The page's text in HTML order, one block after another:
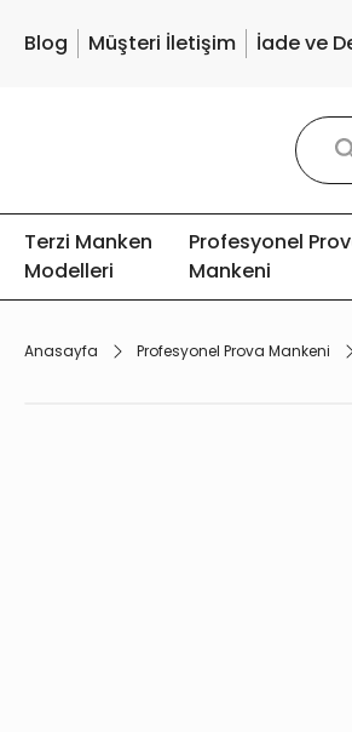
Blog Müşteri İletişim İade ve
Terzi Manken
Modelleri
Profesyonel
Mankeni
Anasayfa Profesyonel Prova Mankeni